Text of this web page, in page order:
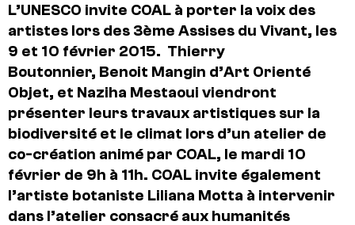
L’UNESCO invite COAL à porter la voix des
artistes lors des 3ème Assises du Vivant, les
9 et 10 février 2015. Thierry
Boutonnier, Benoit Mangin d’Art Orienté
Objet, et Naziha Mestaoui viendront
présenter leurs travaux artistiques sur la
biodiversité et le climat lors d’un atelier de
co-création animé par COAL, le mardi 10
février de 9h à 11h. COAL invite également
l’artiste botaniste Liliana Motta à intervenir
dans l’atelier consacré aux humanités